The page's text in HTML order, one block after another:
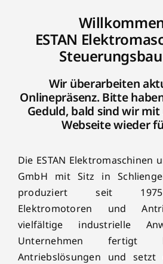
ESTAN
Wir überarbeiten
Onlinepräsenz. Bitte
Geduld, bald sind wir
Webseite wieder
Die ESTAN Elektromaschinen
GmbH mit Sitz in
produziert seit
Elektromotoren und
vielfältige industrielle
Unternehmen fertigt
Antriebslösungen und